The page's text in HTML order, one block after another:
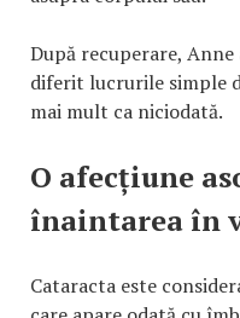
După recuperare,
diferit lucrurile simple
mai mult ca niciodată.
O afecțiune
înaintarea în
Cataracta este